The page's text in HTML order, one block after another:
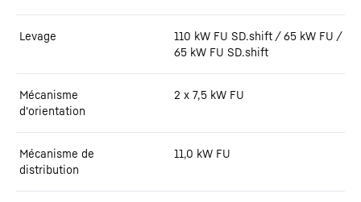
Levage
110 kW FU SD.shift / 65 kW FU /
65 kW FU SD.shift
Mécanisme
d'orientation
2 x 7,5 kW FU
Mécanisme de
distribution
11,0 kW FU